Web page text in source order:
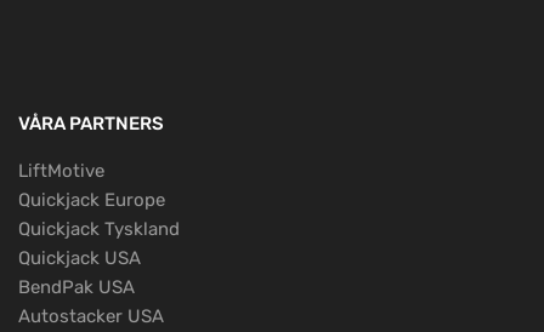
VÅRA PARTNERS
LiftMotive
Quickjack Europe
Quickjack Tyskland
Quickjack USA
BendPak USA
Autostacker USA